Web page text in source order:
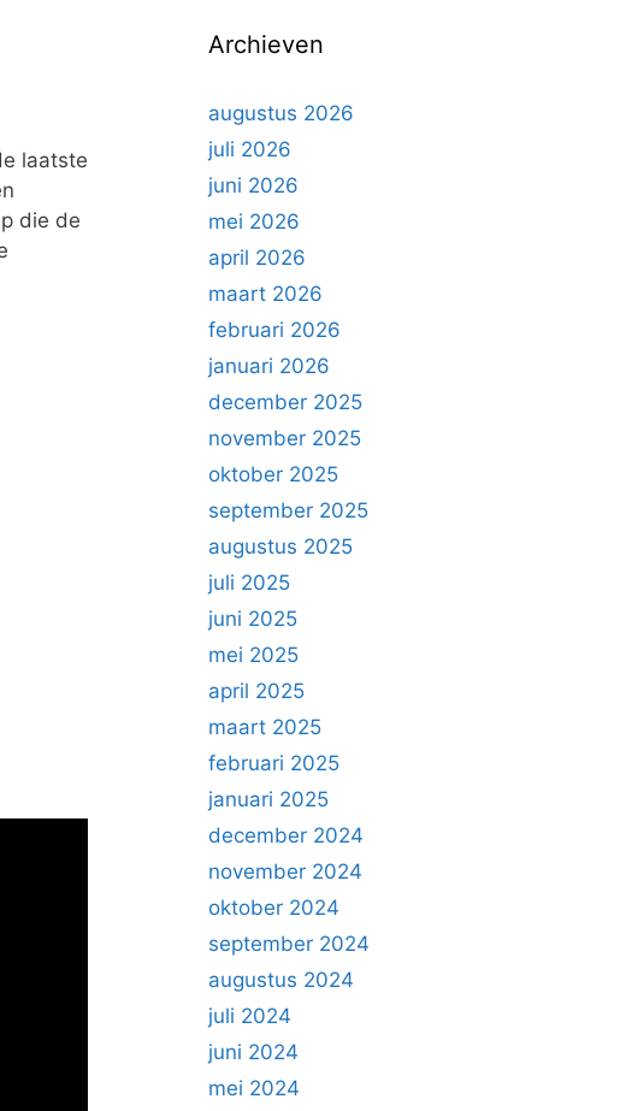
laatste
die de
n
a
r
:
Archieven
augustus 2026
juli 2026
juni 2026
mei 2026
april 2026
maart 2026
februari 2026
januari 2026
december 2025
november 2025
oktober 2025
september 2025
augustus 2025
juli 2025
juni 2025
mei 2025
april 2025
maart 2025
februari 2025
januari 2025
december 2024
november 2024
oktober 2024
september 2024
augustus 2024
juli 2024
juni 2024
mei 2024